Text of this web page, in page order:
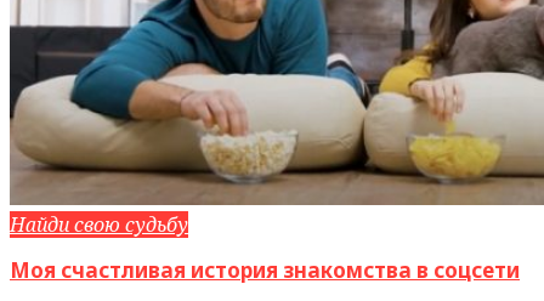
Найди свою судьбу
Моя счастливая история знакомства в соцсети